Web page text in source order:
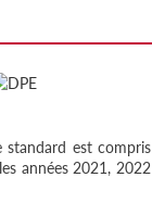
standard est compris
années 2021, 2022